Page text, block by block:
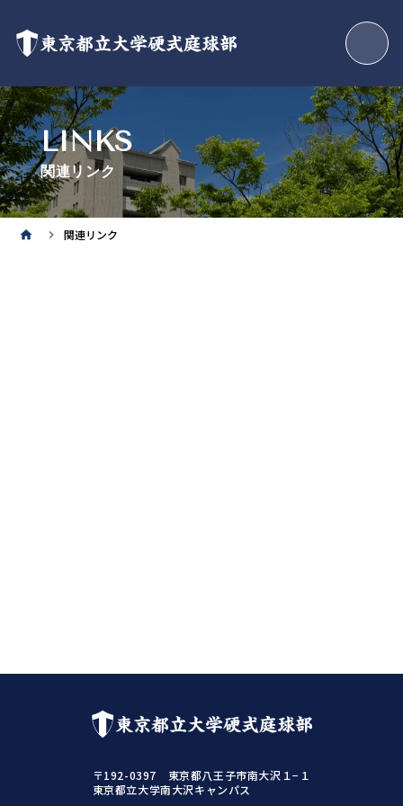
東京都立大学硬式庭球部
LINKS
関連リンク
home keyboard_arrow_right 関連リンク
東京都立大学硬式庭球部
〒192-0397 東京都八王子市南大沢１−１
東京都立大学南大沢キャンパス